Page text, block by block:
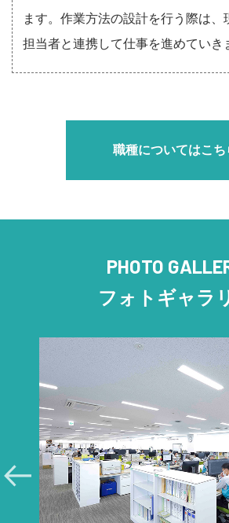
ます。作業方法の設計を行う際は、
担当者と連携して仕事を進めていき
職種についてはこち
PHOTO
フォトギャラ